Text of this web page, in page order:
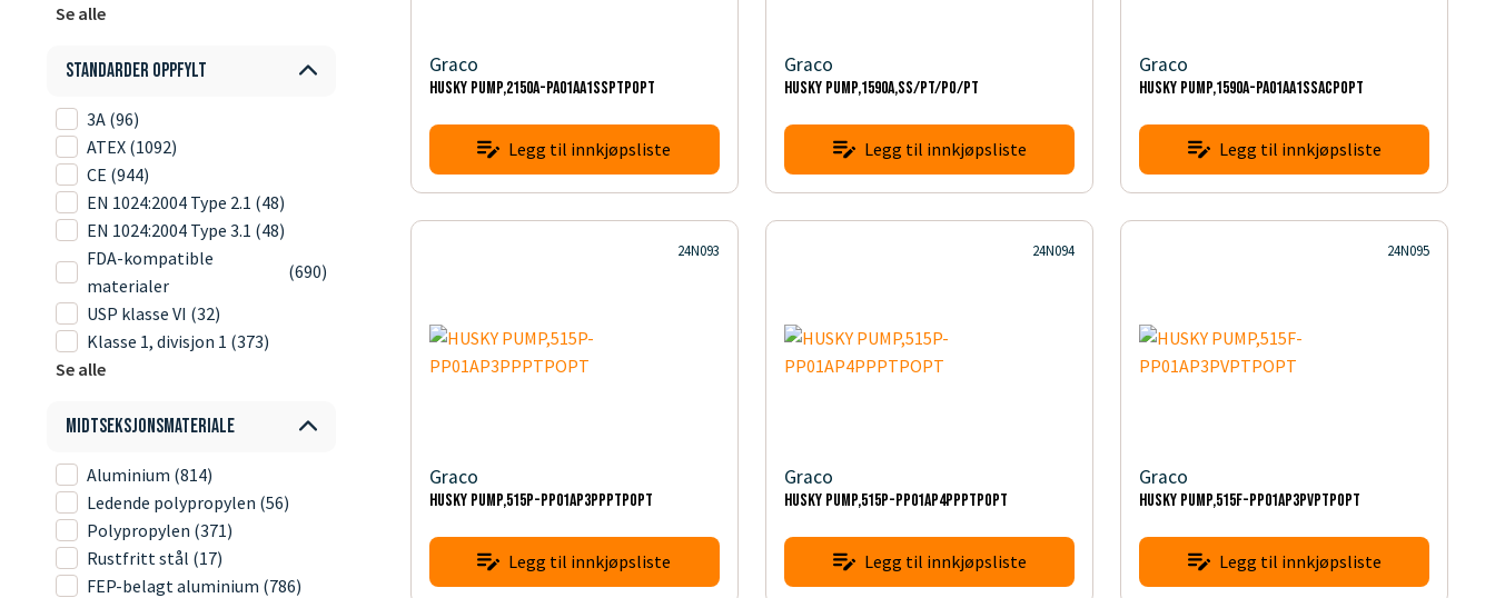
Se alle
Standarder oppfylt
3A (96)
ATEX (1092)
CE (944)
EN 1024:2004 Type 2.1 (48)
EN 1024:2004 Type 3.1 (48)
FDA-kompatible
materialer
(690)
USP klasse VI (32)
Klasse 1, divisjon 1 (373)
Se alle
Midtseksjonsmateriale
Aluminium (814)
Ledende polypropylen (56)
Polypropylen (371)
Rustfritt stål (17)
FEP-belagt aluminium (786)
Graco
HUSKY PUMP,2150A-PA01AA1SSPTPOPT
Legg til innkjøpsliste
Graco
HUSKY PUMP,1590A,SS/PT/PO/PT
Legg til innkjøpsliste
Graco
HUSKY PUMP,1590A-PA01AA1SSACPOPT
Legg til innkjøpsliste
24N093
Graco
HUSKY PUMP,515P-PP01AP3PPPTPOPT
Legg til innkjøpsliste
24N094
Graco
HUSKY PUMP,515P-PP01AP4PPPTPOPT
Legg til innkjøpsliste
24N095
Graco
HUSKY PUMP,515F-PP01AP3PVPTPOPT
Legg til innkjøpsliste